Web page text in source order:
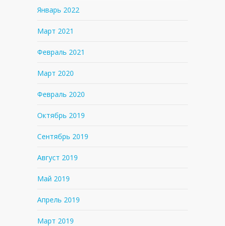
Январь 2022
Март 2021
Февраль 2021
Март 2020
Февраль 2020
Октябрь 2019
Сентябрь 2019
Август 2019
Май 2019
Апрель 2019
Март 2019